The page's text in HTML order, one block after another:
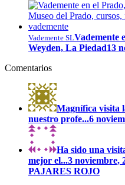
Vademente SLVademente
Weyden, La Piedad13
Comentarios
Magnífica visita
nuestro profe...6
Ha sido una
mejor el...3 noviembre,
PAJARES ROJO